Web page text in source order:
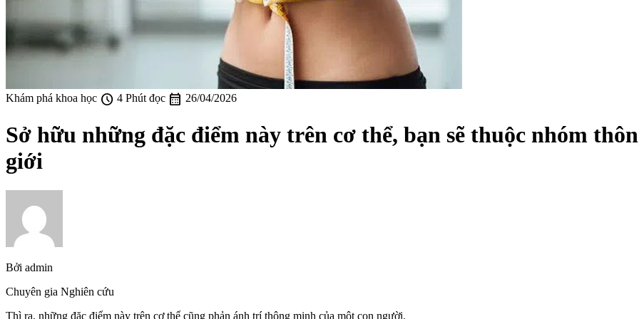
Khám phá khoa học schedule 4 Phút đọc calendar_month 26/04/2026
Sở hữu những đặc điểm này trên cơ thể, bạn sẽ thuộc nhóm
giới
Bởi admin
Chuyên gia Nghiên cứu
Thì ra, những đặc điểm này trên cơ thể cũng phản ánh trí thông minh của một con người.